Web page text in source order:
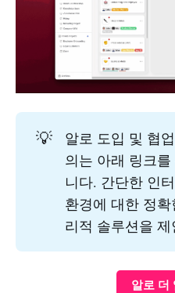
💡
알로 도입 및 협
의는 아래 링크
니다. 간단한 인
환경에 대한 정
리적 솔루션을
알로 더